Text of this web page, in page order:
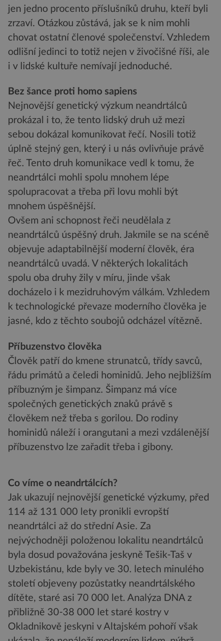
jen jedno procento příslušníků druhu, kteří byli
zrzaví. Otázkou zůstává, jak se k nim mohli
chovat ostatní členové společenství. Vzhledem
odlišní jedinci to totiž nejen v živočišné říši, ale
i v lidské kultuře nemívají jednoduché.
Bez šance proti homo sapiens
Nejnovější genetický výzkum neandrtálců
prokázal i to, že tento lidský druh už mezi
sebou dokázal komunikovat řečí. Nosili totiž
úplně stejný gen, který i u nás ovlivňuje právě
řeč. Tento druh komunikace vedl k tomu, že
neandrtálci mohli spolu mnohem lépe
spolupracovat a třeba při lovu mohli být
mnohem úspěšnější.
Ovšem ani schopnost řeči neudělala z
neandrtálců úspěšný druh. Jakmile se na scéně
objevuje adaptabilnější moderní člověk, éra
neandrtálců uvadá. V některých lokalitách
spolu oba druhy žily v míru, jinde však
docházelo i k mezidruhovým válkám. Vzhledem
k technologické převaze moderního člověka je
jasné, kdo z těchto soubojů odcházel vítězně.
Příbuzenstvo člověka
Člověk patří do kmene strunatců, třídy savců,
řádu primátů a čeledi hominidů. Jeho nejbližším
příbuzným je šimpanz. Šimpanz má více
společných genetických znaků právě s
člověkem než třeba s gorilou. Do rodiny
hominidů náleží i orangutani a mezi vzdálenější
příbuzenstvo lze zařadit třeba i gibony.
Co víme o neandrtálcích?
Jak ukazují nejnovější genetické výzkumy, před
114 až 131 000 lety pronikli evropští
neandrtálci až do střední Asie. Za
nejvýchodněji položenou lokalitu neandrtálců
byla dosud považována jeskyně Tešik-Taš v
Uzbekistánu, kde byly ve 30. letech minulého
století objeveny pozůstatky neandrtálského
dítěte, staré asi 70 000 let. Analýza DNA z
přibližně 30-38 000 let staré kostry v
Okladnikově jeskyni v Altajském pohoří však